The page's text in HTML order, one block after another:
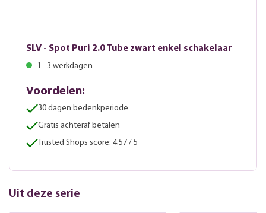
SLV - Spot Puri 2.0 Tube zwart enkel schakelaar
1 - 3 werkdagen
Voordelen:
30 dagen bedenkperiode
Gratis achteraf betalen
Trusted Shops score: 4.57 / 5
Uit deze serie